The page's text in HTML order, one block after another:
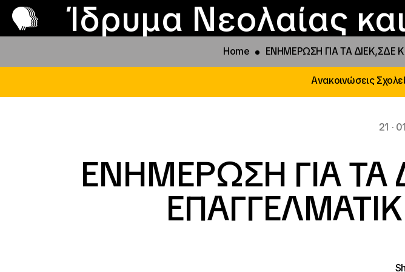
Ίδρυμα Νεολαίας
Το
Home ΕΝΗΜΕΡΩΣΗ ΓΙΑ ΤΑ ΔΙΕΚ,ΣΔΕ
Ανακοινώσεις
21 ·
ΕΝΗΜΕΡΩΣΗ ΓΙΑ ΤΑ